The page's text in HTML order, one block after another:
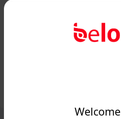
Beer Bubbles, a
Palermo il